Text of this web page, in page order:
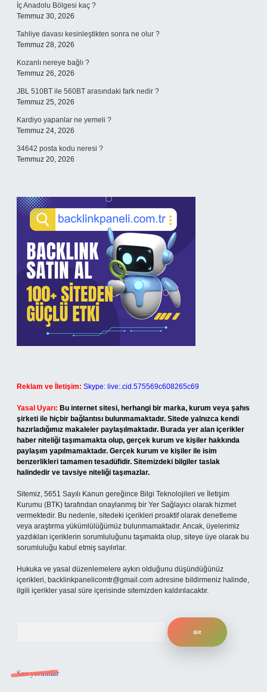
İç Anadolu Bölgesi kaç ?
Temmuz 30, 2026
Tahliye davası kesinleştikten sonra ne olur ?
Temmuz 28, 2026
Kozanlı nereye bağlı ?
Temmuz 26, 2026
JBL 510BT ile 560BT arasındaki fark nedir ?
Temmuz 25, 2026
Kardiyo yapanlar ne yemeli ?
Temmuz 24, 2026
34642 posta kodu neresi ?
Temmuz 20, 2026
Reklam ve İletişim: Skype: live:.cid.575569c608265c69
Yasal Uyarı: Bu internet sitesi, herhangi bir marka, kurum veya şahıs
şirketi ile hiçbir bağlantısı bulunmamaktadır. Sitede yalnızca kendi
hazırladığımız makaleler paylaşılmaktadır. Burada yer alan içerikler
haber niteliği taşımamakta olup, gerçek kurum ve kişiler hakkında
paylaşım yapılmamaktadır. Gerçek kurum ve kişiler ile isim
benzerlikleri tamamen tesadüfidir. Sitemizdeki bilgiler taslak
halindedir ve tavsiye niteliği taşımazlar.
Sitemiz, 5651 Sayılı Kanun gereğince Bilgi Teknolojileri ve İletişim
Kurumu (BTK) tarafından onaylanmış bir Yer Sağlayıcı olarak hizmet
vermektedir. Bu nedenle, sitedeki içerikleri proaktif olarak denetleme
veya araştırma yükümlülüğümüz bulunmamaktadır. Ancak, üyelerimiz
yazdıkları içeriklerin sorumluluğunu taşımakta olup, siteye üye olarak bu
sorumluluğu kabul etmiş sayılırlar.
Hukuka ve yasal düzenlemelere aykırı olduğunu düşündüğünüz
içerikleri, backlinkpanelicomtr@gmail.com adresine bildirmeniz halinde,
ilgili içerikler yasal süre içerisinde sitemizden kaldırılacaktır.
Son yorumlar